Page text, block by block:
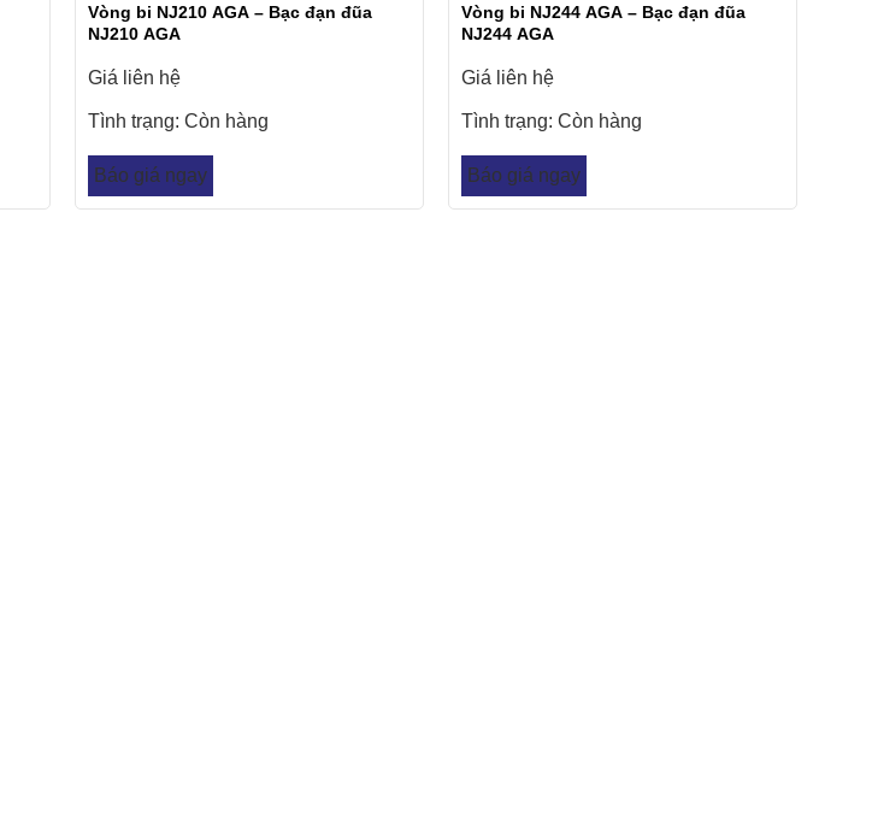
Vòng bi NJ210 AGA – Bạc đạn đũa
NJ210 AGA
Giá liên hệ
Tình trạng: Còn hàng
Báo giá ngay
Vòng bi NJ244 AGA – Bạc đạn đũa
NJ244 AGA
Giá liên hệ
Tình trạng: Còn hàng
Báo giá ngay